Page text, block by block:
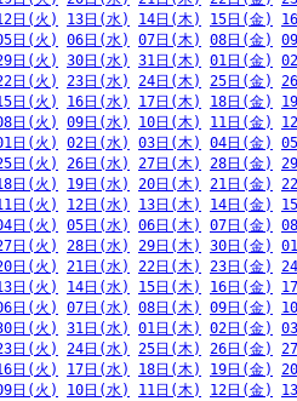
日(火) 13日(水) 14日(木) 15日(金)
日(火) 06日(水) 07日(木) 08日(金)
日(火) 30日(水) 31日(木) 01日(金)
日(火) 23日(水) 24日(木) 25日(金)
日(火) 16日(水) 17日(木) 18日(金)
日(火) 09日(水) 10日(木) 11日(金)
日(火) 02日(水) 03日(木) 04日(金)
日(火) 26日(水) 27日(木) 28日(金)
日(火) 19日(水) 20日(木) 21日(金)
日(火) 12日(水) 13日(木) 14日(金)
日(火) 05日(水) 06日(木) 07日(金)
日(火) 28日(水) 29日(木) 30日(金)
日(火) 21日(水) 22日(木) 23日(金)
日(火) 14日(水) 15日(木) 16日(金)
日(火) 07日(水) 08日(木) 09日(金)
日(火) 31日(水) 01日(木) 02日(金)
日(火) 24日(水) 25日(木) 26日(金)
日(火) 17日(水) 18日(木) 19日(金)
日(火) 10日(水) 11日(木) 12日(金)